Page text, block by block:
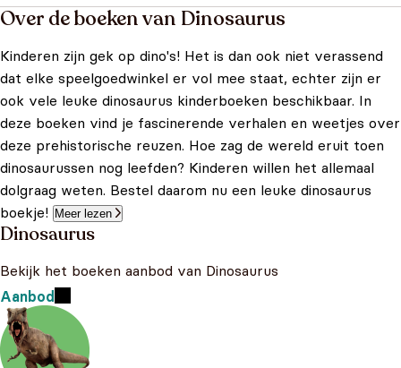
Over de boeken van Dinosaurus
Kinderen zijn gek op dino's! Het is dan ook niet verassend
dat elke speelgoedwinkel er vol mee staat, echter zijn er
ook vele leuke dinosaurus kinderboeken beschikbaar. In
deze boeken vind je fascinerende verhalen en weetjes over
deze prehistorische reuzen. Hoe zag de wereld eruit toen
dinosaurussen nog leefden? Kinderen willen het allemaal
dolgraag weten. Bestel daarom nu een leuke dinosaurus
boekje!
Meer lezen
Dinosaurus
Bekijk het boeken aanbod van Dinosaurus
Aanbod